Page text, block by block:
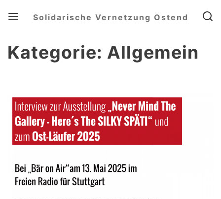
Menu Solidarische Vernetzung Ostend
Kategorie: Allgemein